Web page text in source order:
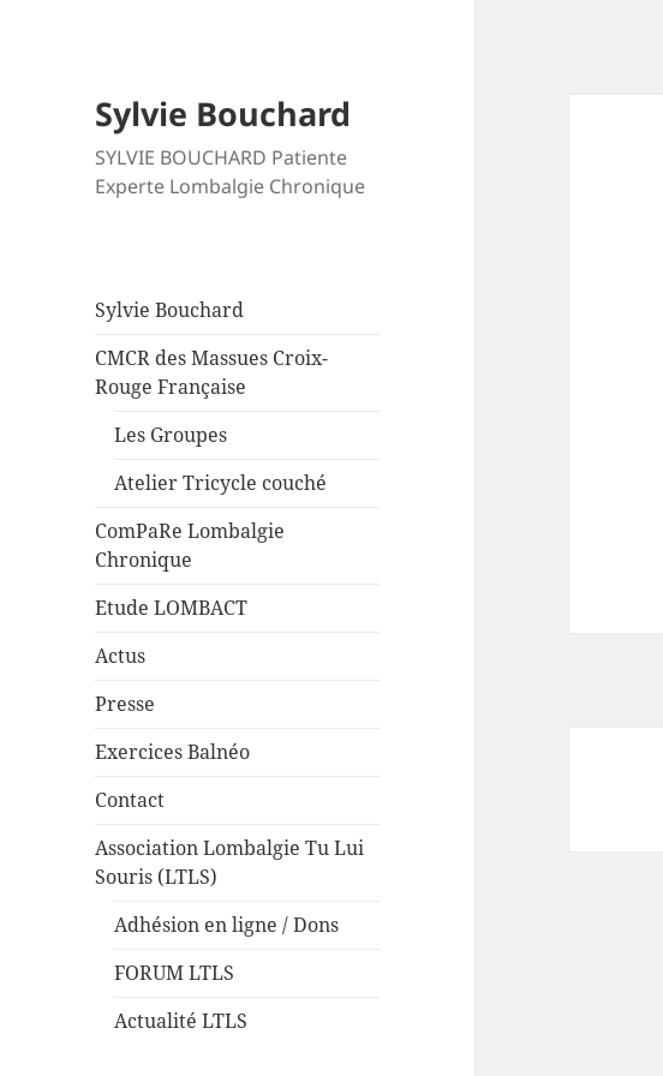
Sylvie Bouchard
SYLVIE BOUCHARD Patiente
Experte Lombalgie Chronique
Sylvie Bouchard
CMCR des Massues Croix-
Rouge Française
Les Groupes
Atelier Tricycle couché
ComPaRe Lombalgie
Chronique
Etude LOMBACT
Actus
Presse
Exercices Balnéo
Contact
Association Lombalgie Tu Lui
Souris (LTLS)
Adhésion en ligne / Dons
FORUM LTLS
Actualité LTLS